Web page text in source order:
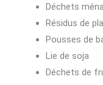
Déchets
Résidus de
Pousses de
Lie de soja
Déchets de